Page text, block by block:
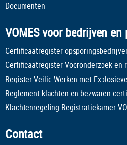
Documenten
VOMES voor bedrijven en
Certificaatregister
Certificaatregister Vooronderzoek en
Register Veilig Werken met
Reglement klachten en bezwaren
Klachtenregeling Registratiekamer
Contact